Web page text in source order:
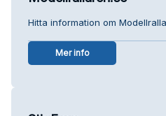
Hitta information om
Mer info